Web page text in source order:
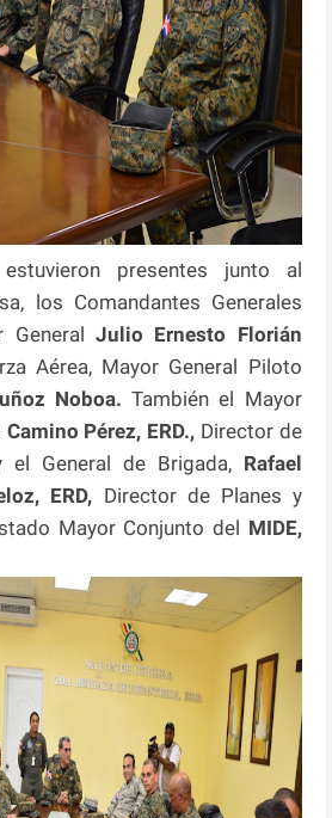
presentes junto al
los Comandantes Generales
General Julio Ernesto Florián
Aérea, Mayor General Piloto
Noboa. También el Mayor
Pérez, ERD., Director de
el General de Brigada, Rafael
ERD, Director de Planes y
Mayor Conjunto del MIDE,